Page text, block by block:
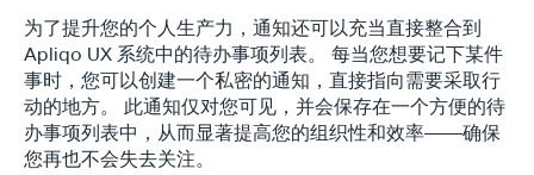
为了提升您的个人生产力，通知还可以充当直接整合到
Apliqo UX 系统中的待办事项列表。 每当您想要记下某件
事时，您可以创建一个私密的通知，直接指向需要采取行
动的地方。 此通知仅对您可见，并会保存在一个方便的待
办事项列表中，从而显著提高您的组织性和效率——确保
您再也不会失去关注。